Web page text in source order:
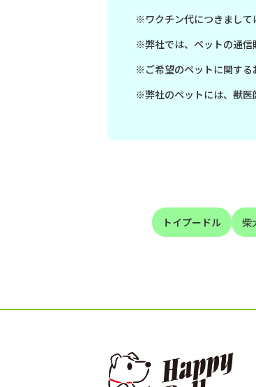
※ワクチン代につきまして
※弊社では、ペットの通信
※ご希望のペットに関する
※弊社のペットには、獣医
トイプードル 柴